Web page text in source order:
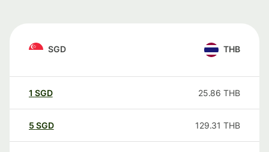
SGD THB
1 SGD 25.86 THB
5 SGD 129.31 THB